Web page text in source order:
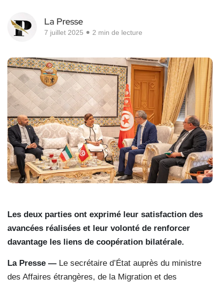
La Presse
7 juillet 2025 2 min de lecture
Les deux parties ont exprimé leur satisfaction des
avancées réalisées et leur volonté de renforcer
davantage les liens de coopération bilatérale.
La Presse — Le secrétaire d’État auprès du ministre
des Affaires étrangères, de la Migration et des